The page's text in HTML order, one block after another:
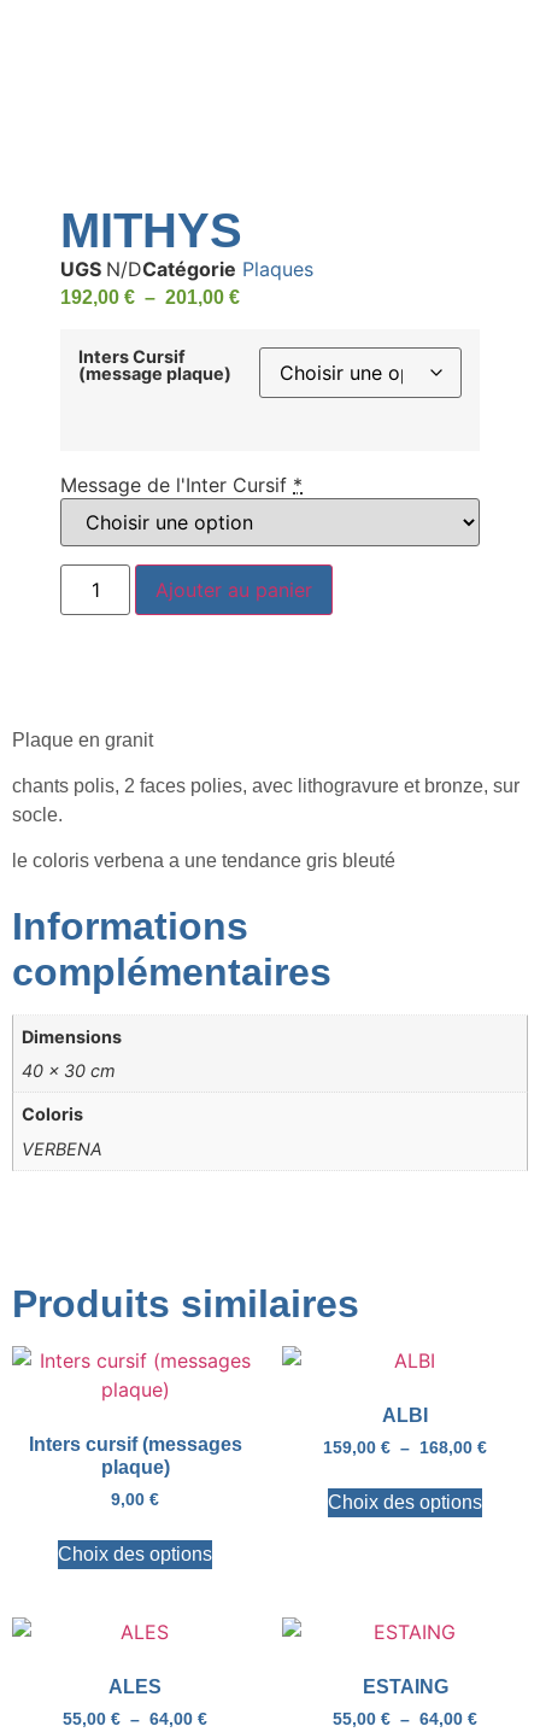
MITHYS
UGS N/DCatégorie Plaques
192,00 € – 201,00 €
Inters Cursif
(message plaque)
Message de l'Inter Cursif *
Ajouter au panier
Plaque en granit
chants polis, 2 faces polies, avec lithogravure et bronze, sur
socle.
le coloris verbena a une tendance gris bleuté
Informations
complémentaires
Dimensions
40 × 30 cm
Coloris
VERBENA
Produits similaires
Inters cursif (messages
plaque)
9,00 €
Choix des options
ALBI
159,00 € – 168,00 €
Choix des options
ALES
55,00 € – 64,00 €
ESTAING
55,00 € – 64,00 €